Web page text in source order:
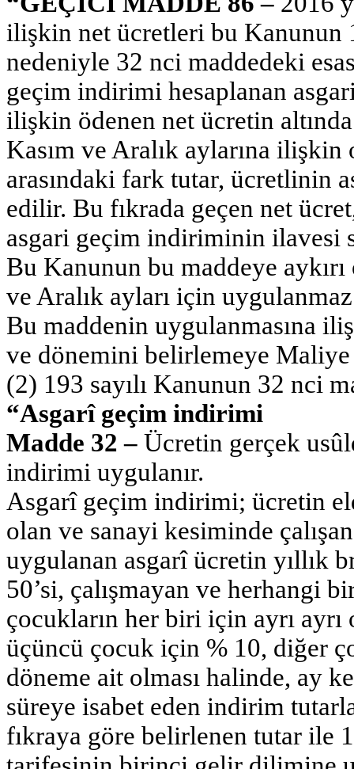
ilişkin net ücretleri bu Kanunun
nedeniyle 32 nci maddedeki
geçim indirimi hesaplanan
ilişkin ödenen net ücretin
Kasım ve Aralık aylarına
arasındaki fark tutar, ücretlinin
edilir. Bu fıkrada geçen net
asgari geçim indiriminin ilavesi
Bu Kanunun bu maddeye
ve Aralık ayları için
Bu maddenin uygulanmasına
ve dönemini belirlemeye
(2) 193 sayılı Kanunun 32 nci
“Asgarî geçim indirimi
Madde 32 – Ücretin gerçek
indirimi uygulanır.
Asgarî geçim indirimi; ücretin
olan ve sanayi kesiminde
uygulanan asgarî ücretin yıllık
50’si, çalışmayan ve herhangi
çocukların her biri için ayrı
üçüncü çocuk için % 10, diğer
döneme ait olması halinde, ay
süreye isabet eden indirim
fıkraya göre belirlenen tutar ile